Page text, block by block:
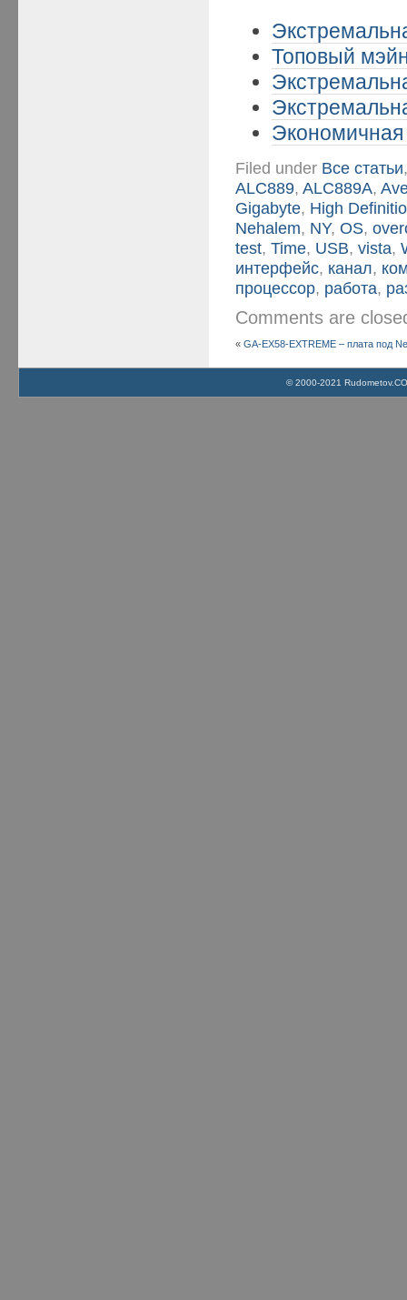
Топовый
Экономичная
Filed under Все статьи
ALC889,ALC889A,
Gigabyte, High
Nehalem, NY,OS,
test,Time, USB,vista,
интерфейс, канал,
процессор, работа,
Comments are
«GA-EX58-EXTREME – плата под
© 2000-2021